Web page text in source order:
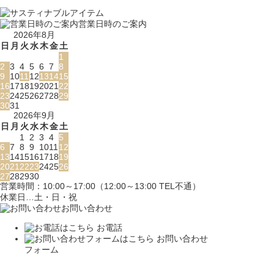
営業日時のご案内
2026年8月
日 月 火水木金土
1
2 3 4 5 6 7 8
9
101112131415
16171819202122
23242526272829
3031
2026年9月
日 月 火水木金土
1 2 3 4 5
6 7 8 9 101112
13141516171819
20212223242526
27282930
営業時間：10:00～17:00（12:00～13:00 TEL不通）
休業日…土・日・祝
お問い合わせ
お電話
お問い合わせ
フォーム